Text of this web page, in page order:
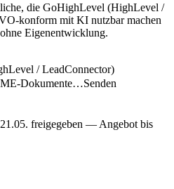
die GoHighLevel (HighLevel /
konform mit KI nutzbar machen
Eigenentwicklung.
/ LeadConnector)
Dokumente…Senden
freigegeben — Angebot bis